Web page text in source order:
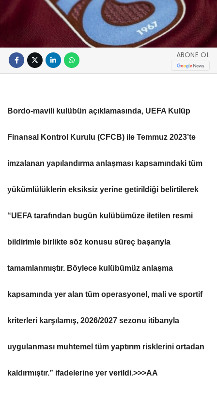
ABONE OL
Bordo-mavili kulübün açıklamasında, UEFA Kulüp
Finansal Kontrol Kurulu (CFCB) ile Temmuz 2023’te
imzalanan yapılandırma anlaşması kapsamındaki tüm
yükümlülüklerin eksiksiz yerine getirildiği belirtilerek
“UEFA tarafından bugün kulübümüze iletilen resmi
bildirimle birlikte söz konusu süreç başarıyla
tamamlanmıştır. Böylece kulübümüz anlaşma
kapsamında yer alan tüm operasyonel, mali ve sportif
kriterleri karşılamış, 2026/2027 sezonu itibarıyla
uygulanması muhtemel tüm yaptırım risklerini ortadan
kaldırmıştır.” ifadelerine yer verildi.>>>AA